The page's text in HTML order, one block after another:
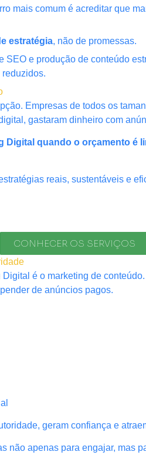
mais comum é acreditar que
estratégia, não de promessas.
e produção de conteúdo
Empresas de todos os
gastaram dinheiro com
Digital quando o orçamento
reais, sustentáveis e
CONHECER OS SERVIÇOS
é o marketing de
de anúncios pagos.
geram confiança e
não apenas para engajar, mas